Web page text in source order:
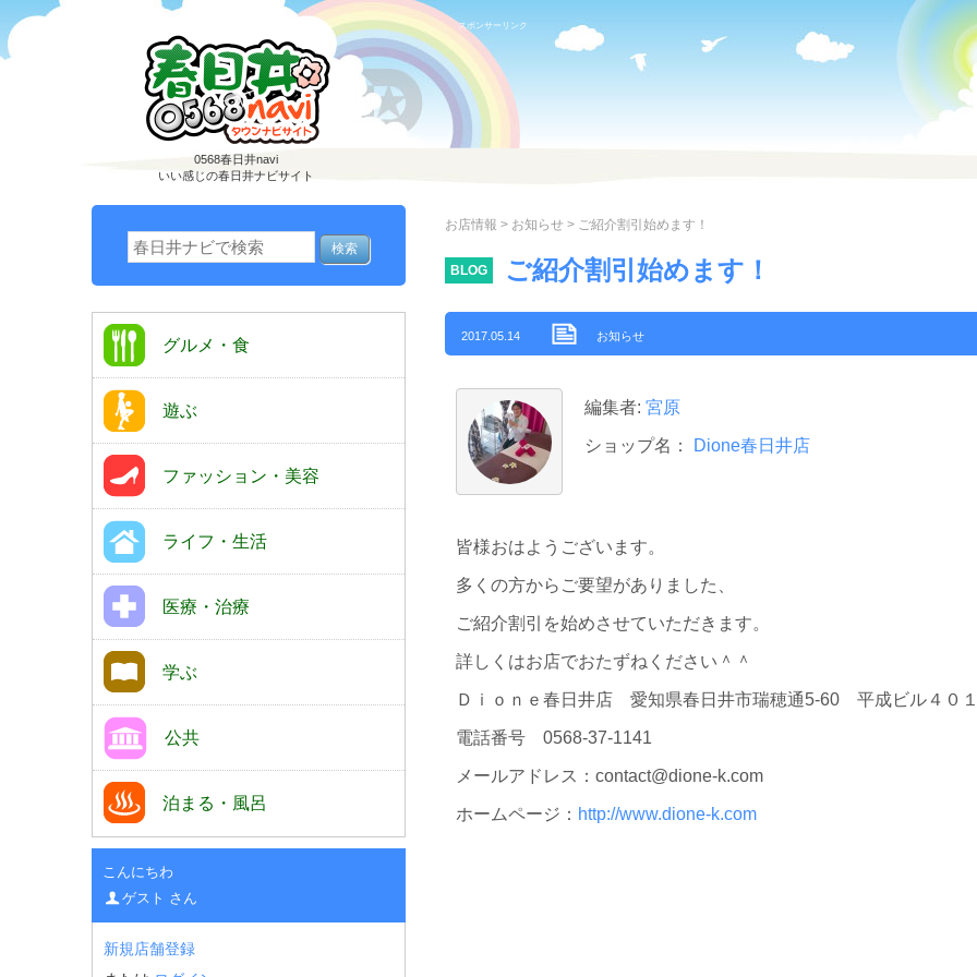
0568春日井navi
いい感じの春日井ナビサイト
スポンサーリンク
お店情報 > お知らせ > ご紹介割引始めます！
ご紹介割引始めます！
BLOG
2017.05.14 お知らせ
編集者: 宮原
ショップ名： Dione春日井店
皆様おはようございます。
多くの方からご要望がありました、
ご紹介割引を始めさせていただきます。
詳しくはお店でおたずねください＾＾
Ｄｉｏｎｅ春日井店 愛知県春日井市瑞穂通5-60 平成ビル４０
電話番号 0568-37-1141
メールアドレス：contact@dione-k.com
ホームページ： http://www.dione-k.com
グルメ・食
遊ぶ
ファッション・美容
ライフ・生活
医療・治療
学ぶ
公共
泊まる・風呂
こんにちわ
ゲスト さん
新規店舗登録